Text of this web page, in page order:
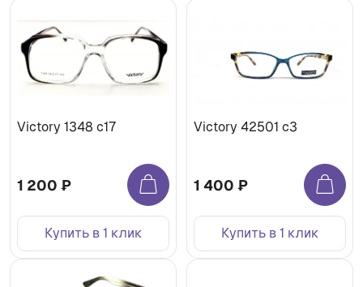
Victory 1348 c17
1 200 ₽
Купить в 1 клик
Victory 42501 c3
1 400 ₽
Купить в 1 клик